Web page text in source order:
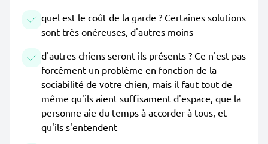
quel est le coût de la garde ? Certaines solutions
sont très onéreuses, d'autres moins
d'autres chiens seront-ils présents ? Ce n'est pas
forcément un problème en fonction de la
sociabilité de votre chien, mais il faut tout de
même qu'ils aient suffisament d'espace, que la
personne aie du temps à accorder à tous, et
qu'ils s'entendent